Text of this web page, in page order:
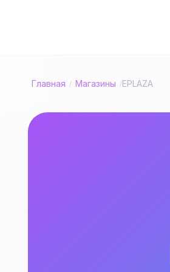
Главная / Магазины /EPLAZA